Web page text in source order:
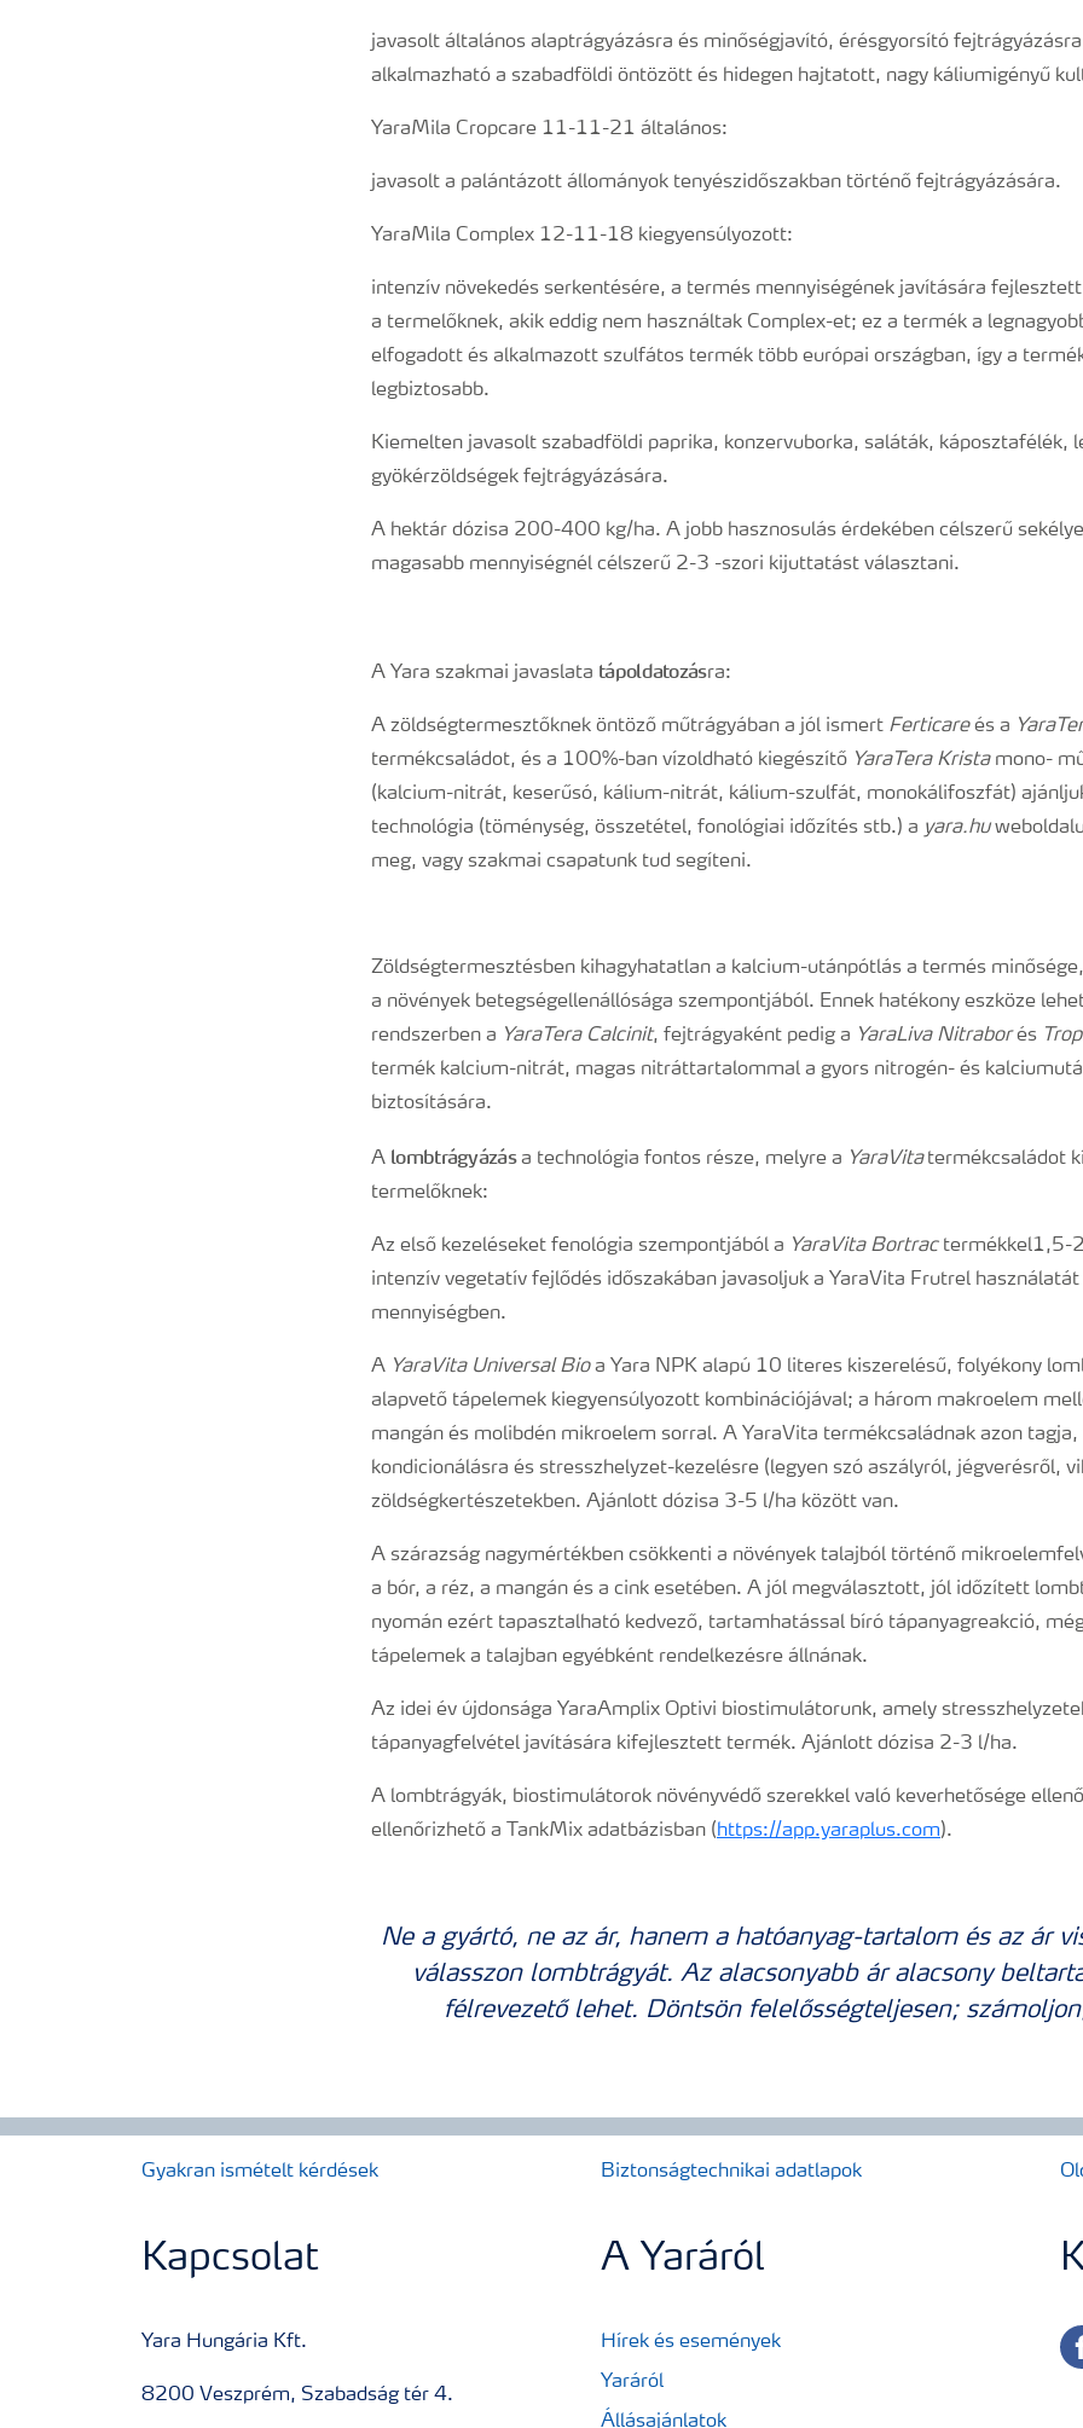
javasolt általános alaptrágyázásra és minőségjavító, érésgyorsító
alkalmazható a szabadföldi öntözött és hidegen hajtatott, nagy káliumigényű
YaraMila Cropcare 11-11-21 általános:
javasolt a palántázott állományok tenyészidőszakban történő fejtrágyázására.
YaraMila Complex 12-11-18 kiegyensúlyozott:
intenzív növekedés serkentésére, a termés mennyiségének javítására
a termelőknek, akik eddig nem használtak Complex-et; ez a termék a
elfogadott és alkalmazott szulfátos termék több európai országban, így a
legbiztosabb.
Kiemelten javasolt szabadföldi paprika, konzervuborka, saláták, káposztafélék,
gyökérzöldségek fejtrágyázására.
A hektár dózisa 200-400 kg/ha. A jobb hasznosulás érdekében célszerű
magasabb mennyiségnél célszerű 2-3 -szori kijuttatást választani.
A Yara szakmai javaslata tápoldatozásra:
A zöldségtermesztőknek öntöző műtrágyában a jól ismert Ferticareés a
termékcsaládot, és a 100%-ban vízoldható kiegészítő YaraTera Kristamono-
(kalcium-nitrát, keserűsó, kálium-nitrát, kálium-szulfát, monokálifoszfát)
technológia (töménység, összetétel, fonológiai időzítés stb.) a yara.hu
meg, vagy szakmai csapatunk tud segíteni.
Zöldségtermesztésben kihagyhatatlan a kalcium-utánpótlás a termés
a növények betegségellenállósága szempontjából. Ennek hatékony eszköze
rendszerben a YaraTera Calcinit, fejtrágyaként pedig a YaraLiva Nitraborés
termék kalcium-nitrát, magas nitráttartalommal a gyors nitrogén- és
biztosítására.
A lombtrágyázása technológia fontos része, melyre a YaraVita termékcsaládot
termelőknek:
Az első kezeléseket fenológia szempontjából a YaraVita Bortractermékkel1,5-2
intenzív vegetatív fejlődés időszakában javasoljuk a YaraVita Frutrel
A YaraVita Universal Bioa Yara NPK alapú 10 literes kiszerelésű, folyékony
alapvető tápelemek kiegyensúlyozott kombinációjával; a három makroelem
mangán és molibdén mikroelem sorral. A YaraVita termékcsaládnak azon
kondicionálásra és stresszhelyzet-kezelésre (legyen szó aszályról, jégverésről,
zöldségkertészetekben. Ajánlott dózisa 3-5 l/ha között van.
A szárazság nagymértékben csökkenti a növények talajból történő
a bór, a réz, a mangán és a cink esetében. A jól megválasztott, jól időzített
nyomán ezért tapasztalható kedvező, tartamhatással bíró tápanyagreakció,
tápelemek a talajban egyébként rendelkezésre állnának.
Az idei év újdonsága YaraAmplix Optivi biostimulátorunk, amely
tápanyagfelvétel javítására kifejlesztett termék. Ajánlott dózisa 2-3 l/ha.
A lombtrágyák, biostimulátorok növényvédő szerekkel való keverhetősége
ellenőrizhető a TankMix adatbázisban (https://app.yaraplus.com).
Ne a gyártó, ne az ár, hanem a hatóanyag-tartalom és az ár
válasszon lombtrágyát. Az alacsonyabb ár alacsony
félrevezető lehet. Döntsön felelősségteljesen;
Gyakran ismételt kérdések Biztonságtechnikai adatlapok
Kapcsolat
Yara Hungária Kft.
8200 Veszprém, Szabadság tér 4.
A Yaráról
Hírek és események
Yaráról
Állásajánlatok